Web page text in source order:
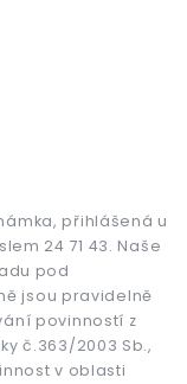
přihlášená u
24 71 43. Naše
pod
jsou pravidelně
povinností z
č.363/2003 Sb.,
v oblasti